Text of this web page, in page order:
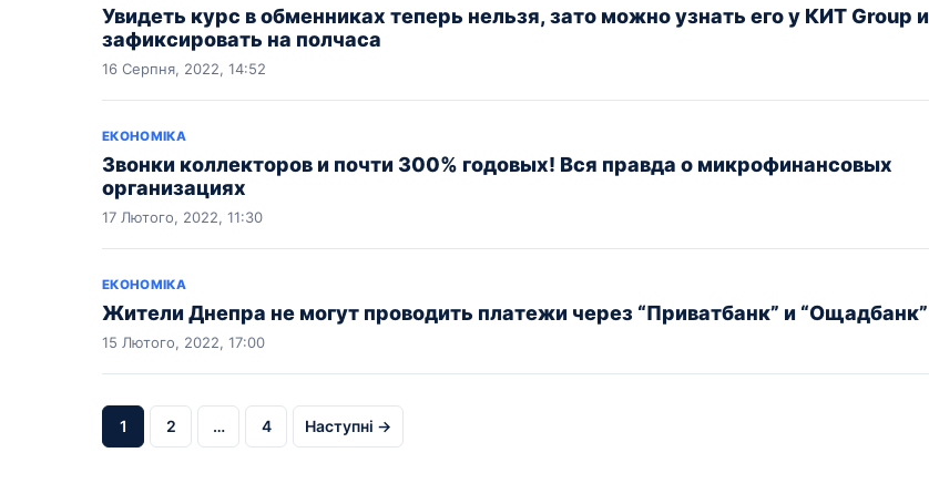
Увидеть курс в обменниках теперь нельзя, зато можно узнать его у КИТ Group и
зафиксировать на полчаса
16 Серпня, 2022, 14:52
ЕКОНОМІКА
Звонки коллекторов и почти 300% годовых! Вся правда о микрофинансовых
организациях
17 Лютого, 2022, 11:30
ЕКОНОМІКА
Жители Днепра не могут проводить платежи через “Приватбанк” и “Ощадбанк”
15 Лютого, 2022, 17:00
1 2 … 4 Наступні →